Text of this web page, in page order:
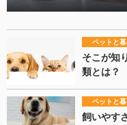
ペットと
そこが知
類とは？
ペットと
飼いやす